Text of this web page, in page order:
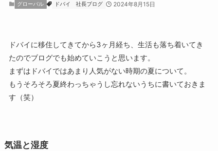
グローバル ドバイ 社長ブログ 2024年8月15日
ドバイに移住してきてから3ヶ月経ち、生活も落ち着いてき
たのでブログでも始めていこうと思います。
まずはドバイではあまり人気がない時期の夏について。
もうそろそろ夏終わっちゃうし忘れないうちに書いておきま
す（笑）
気温と湿度